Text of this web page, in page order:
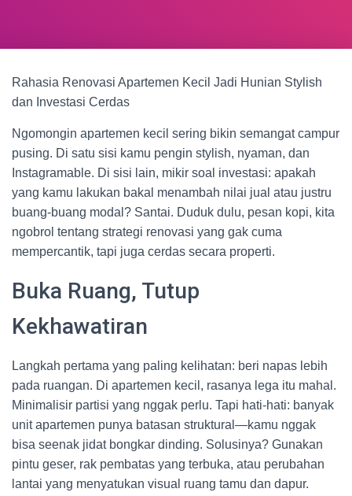
Rahasia Renovasi Apartemen Kecil Jadi Hunian Stylish
dan Investasi Cerdas
Ngomongin apartemen kecil sering bikin semangat campur
pusing. Di satu sisi kamu pengin stylish, nyaman, dan
Instagramable. Di sisi lain, mikir soal investasi: apakah
yang kamu lakukan bakal menambah nilai jual atau justru
buang-buang modal? Santai. Duduk dulu, pesan kopi, kita
ngobrol tentang strategi renovasi yang gak cuma
mempercantik, tapi juga cerdas secara properti.
Buka Ruang, Tutup
Kekhawatiran
Langkah pertama yang paling kelihatan: beri napas lebih
pada ruangan. Di apartemen kecil, rasanya lega itu mahal.
Minimalisir partisi yang nggak perlu. Tapi hati-hati: banyak
unit apartemen punya batasan struktural—kamu nggak
bisa seenak jidat bongkar dinding. Solusinya? Gunakan
pintu geser, rak pembatas yang terbuka, atau perubahan
lantai yang menyatukan visual ruang tamu dan dapur.